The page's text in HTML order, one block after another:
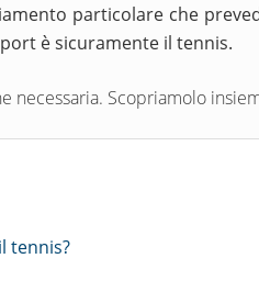
particolare che
è sicuramente il tennis.
necessaria. Scopriamolo
tennis?